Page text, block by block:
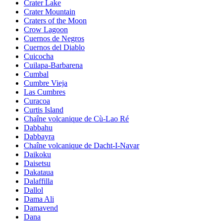
Crater Lake
Crater Mountain
Craters of the Moon
Crow Lagoon
Cuernos de Negros
Cuernos del Diablo
Cuicocha
Cuilapa-Barbarena
Cumbal
Cumbre Vieja
Las Cumbres
Curacoa
Curtis Island
Chaîne volcanique de Cù-Lao Ré
Dabbahu
Dabbayra
Chaîne volcanique de Dacht-I-Navar
Daikoku
Daisetsu
Dakataua
Dalaffilla
Dallol
Dama Ali
Damavend
Dana